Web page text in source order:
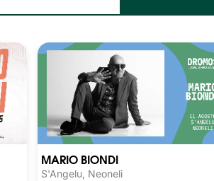
MARIO BIONDI
S'Angelu, Neoneli